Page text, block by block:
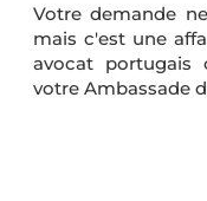
Votre demande
mais c'est une
avocat portugais
votre Ambassade